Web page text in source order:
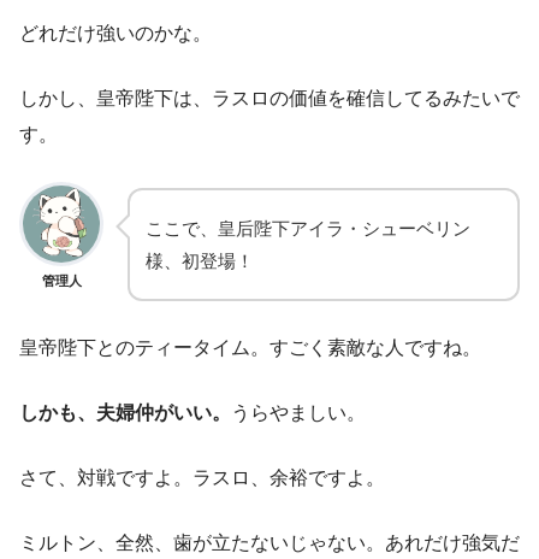
どれだけ強いのかな。
しかし、皇帝陛下は、ラスロの価値を確信してるみたいで
す。
管理人
ここで、皇后陛下アイラ・シューベリン
様、初登場！
皇帝陛下とのティータイム。すごく素敵な人ですね。
しかも、夫婦仲がいい。 うらやましい。
さて、対戦ですよ。ラスロ、余裕ですよ。
ミルトン、全然、歯が立たないじゃない。あれだけ強気だ